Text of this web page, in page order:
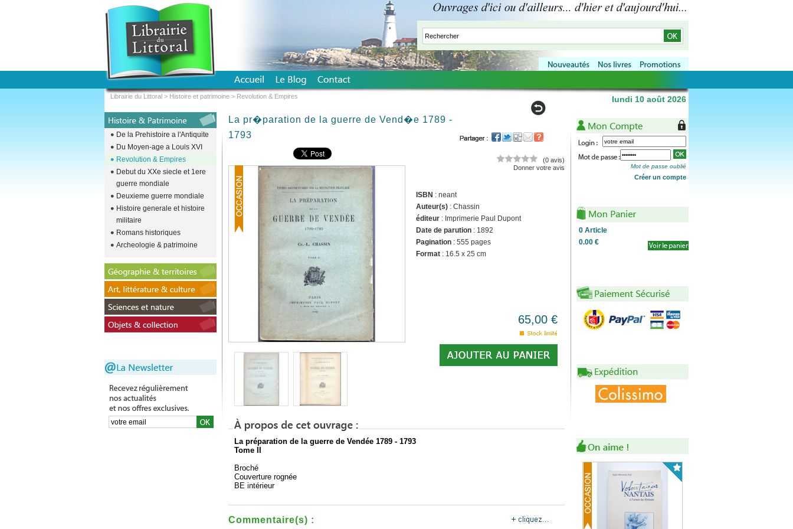
La pr�paration de la guerre de Vend�e 1789 -
1793
(0 avis)
Donner votre avis
ISBN : neant
Auteur(s) : Chassin
éditeur : Imprimerie Paul Dupont
Date de parution : 1892
Pagination : 555 pages
Format : 16.5 x 25 cm
65,00 €
La préparation de la guerre de Vendée 1789 - 1793
Tome II
Broché
Couverture rognée
BE intérieur
Commentaire(s) :
Mot de passe oublié
Créer un compte
0 Article
0.00 €
De la Prehistoire a l'Antiquite
Du Moyen-age a Louis XVI
Revolution & Empires
Debut du XXe siecle et 1ere
guerre mondiale
Deuxieme guerre mondiale
Histoire generale et histoire
militaire
Romans historiques
Archeologie & patrimoine
Librairie du Littoral > Histoire et patrimoine > Revolution & Empires lundi 10 août 2026